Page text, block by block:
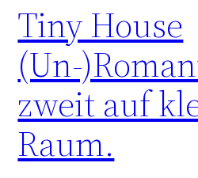
Tiny House
(Un-
zweit auf
Raum.